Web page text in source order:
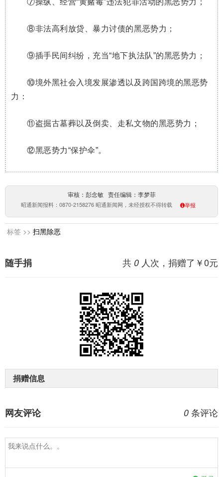
⑧非法高利放贷、暴力讨债的黑恶势力；
⑨插手民间纠纷，充当“地下执法队”的黑恶势力；
⑩境外黑社会入境发展渗透以及跨国跨境的黑恶势
力：
⑪盗掘古墓葬以及倒卖、走私文物的黑恶势力；
⑫黑恶势力“保护伞”。
审核：彭念敏 责任编辑：李梦菲
昭通新闻报料：0870-2158276 昭通新闻网，未经授权不得转载 举报
标签 >> 扫黑除恶
共 0 人次，捐赠了￥0元
随手捐
捐赠信息
0 条评论
网友评论